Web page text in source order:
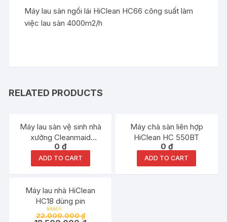
Máy lau sàn ngồi lái HiClean HC66 công suất làm
việc lau sàn 4000m2/h
RELATED PRODUCTS
Máy lau sàn vệ sinh nhà
xưởng Cleanmaid
TT70BT
0₫
ADD TO CART
Máy chà sàn liên hợp
HiClean HC 550BT
0 ₫
ADD TO CART
Đang ưu đãi!
Máy lau nhà HiClean
HC18 dùng pin
Rated
22.000.000₫